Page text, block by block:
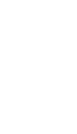
Egen!